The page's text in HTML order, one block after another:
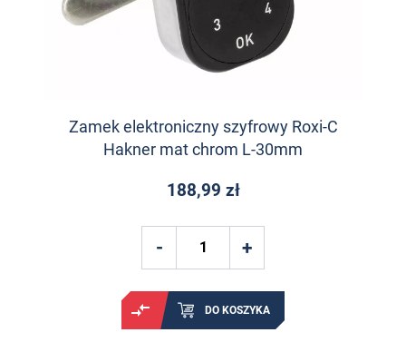
Zamek elektroniczny szyfrowy Roxi-C
Hakner mat chrom L-30mm
188,99 zł
DO KOSZYKA